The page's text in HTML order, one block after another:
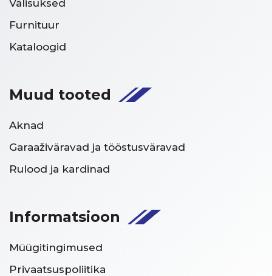
Välisuksed
Furnituur
Kataloogid
Muud tooted
Aknad
Garaaživäravad ja tööstusväravad
Rulood ja kardinad
Informatsioon
Müügitingimused
Privaatsuspoliitika